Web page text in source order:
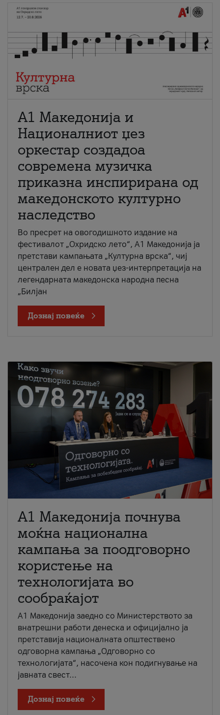
А1 Македонија и
Националниот џез
оркестар создадоа
современа музичка
приказна инспирирана од
македонското културно
наследство
Во пресрет на овогодишното издание на
фестивалот „Охридско лето“, А1 Македонија ја
претстави кампањата „Културна врска“, чиј
централен дел е новата џез-интерпретација на
легендарната македонска народна песна
„Билјан
Дознај повеќе
A1 Македонија почнува
моќна национална
кампања за поодговорно
користење на
технологијата во
сообраќајот
A1 Македонија заедно со Министерството за
внатрешни работи денеска и официјално ја
претставија националната општествено
одговорна кампања „Одговорно со
технологијата“, насочена кон подигнување на
јавната свест...
Дознај повеќе